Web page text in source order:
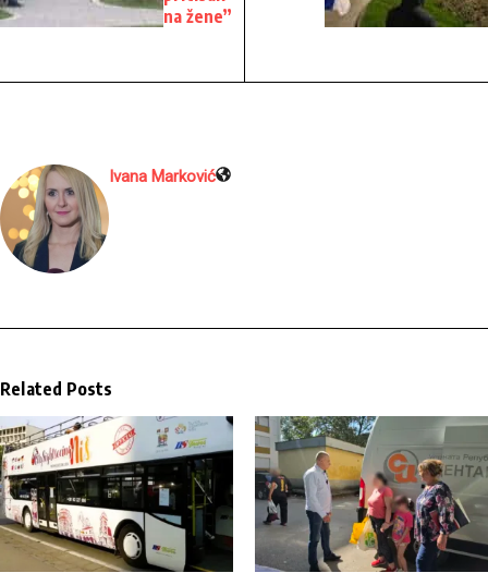
na žene”
Ivana Marković
Related Posts